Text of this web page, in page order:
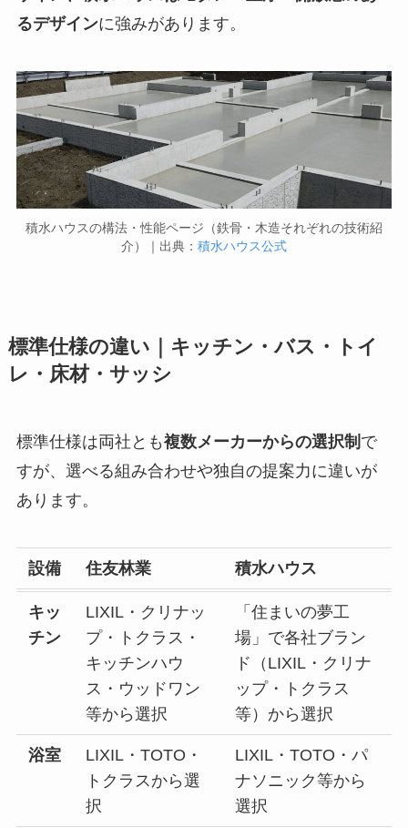
るデザインに強みがあります。
積水ハウスの構法・性能ページ（鉄骨・木造それぞれの技術紹
介）｜出典： 積水ハウス公式
標準仕様の違い｜キッチン・バス・トイ
レ・床材・サッシ
標準仕様は両社とも複数メーカーからの選択制 で
すが、選べる組み合わせや独自の提案力に違いが
あります。
設備 住友林業 積水ハウス
キッ
チン
LIXIL・クリナッ
プ・トクラス・
キッチンハウ
ス・ウッドワン
等から選択
「住まいの夢工
場」で各社ブラン
ド（LIXIL・クリナ
ップ・トクラス
等）から選択
浴室
LIXIL・TOTO・
トクラスから選
択
LIXIL・TOTO・パ
ナソニック等から
選択